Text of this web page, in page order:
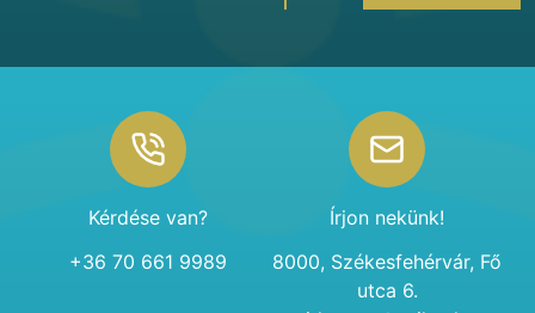
Kérdése van?
+36 70 661 9989
Írjon nekünk!
8000, Székesfehérvár, Fő
utca 6.